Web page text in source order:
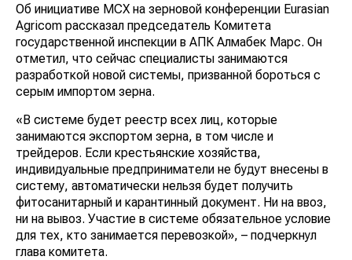
Об инициативе МСХ на зерновой конференции Eurasian
Agricom рассказал председатель Комитета
государственной инспекции в АПК Алмабек Марс. Он
отметил, что сейчас специалисты занимаются
разработкой новой системы, призванной бороться с
серым импортом зерна.
«В системе будет реестр всех лиц, которые
занимаются экспортом зерна, в том числе и
трейдеров. Если крестьянские хозяйства,
индивидуальные предприниматели не будут внесены в
систему, автоматически нельзя будет получить
фитосанитарный и карантинный документ. Ни на ввоз,
ни на вывоз. Участие в системе обязательное условие
для тех, кто занимается перевозкой», – подчеркнул
глава комитета.